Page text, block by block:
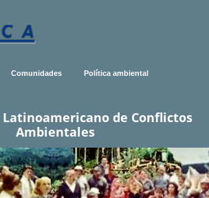
Comunidades Política ambiental
de Conflictos
Ambientales